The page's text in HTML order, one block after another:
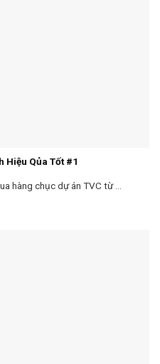
Hiệu Qủa Tốt #1
hàng chục dự án TVC từ ...